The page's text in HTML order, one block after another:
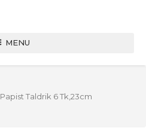
MENU
Papist Taldrik 6 Tk,23cm